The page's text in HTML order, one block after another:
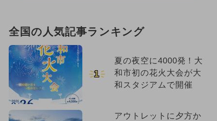
全国の人気記事ランキング
1
夏の夜空に4000発！大
和市初の花火大会が大
和スタジアムで開催
アウトレットに夕方か